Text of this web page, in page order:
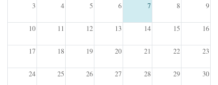
3 4 5 6 7 8 9
10 11 12 13 14 15 16
17 18 19 20 21 22 23
24 25 26 27 28 29 30